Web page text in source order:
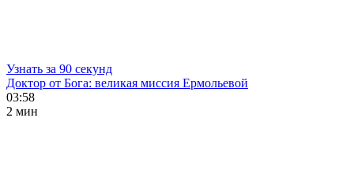
Узнать за 90 секунд
Доктор от Бога: великая миссия Ермольевой
03:58
2 мин